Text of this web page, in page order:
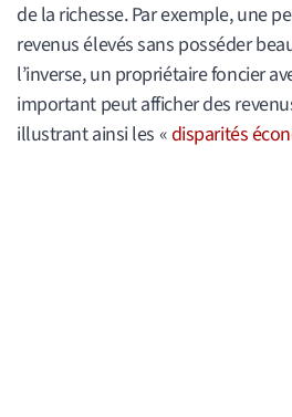
de la richesse. Par exemple, une
revenus élevés sans posséder
l’inverse, un propriétaire foncier
important peut afficher des
illustrant ainsi les «disparités